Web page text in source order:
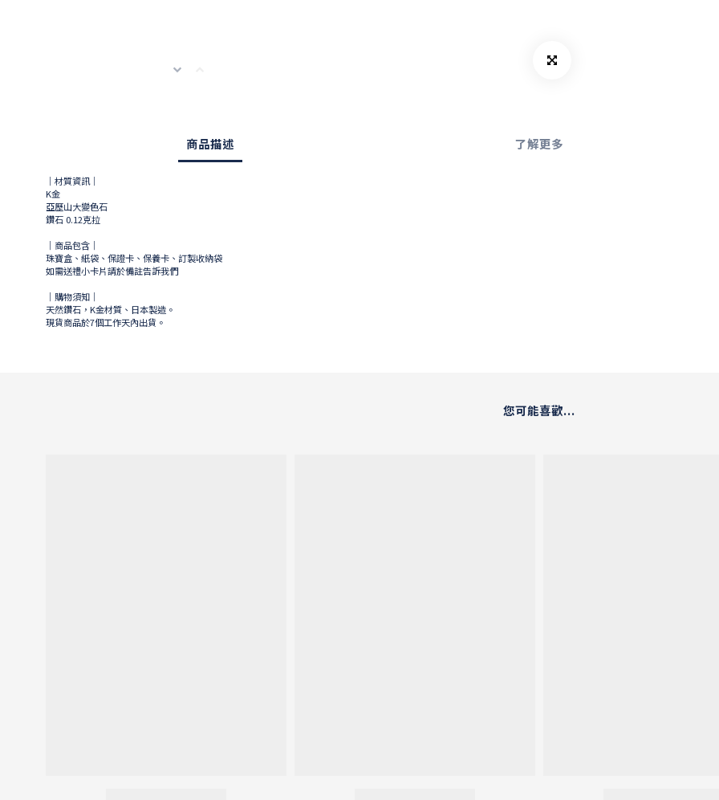
商品描述 了解更多
｜材質資訊｜
K金
亞歷山大變色石
鑽石 0.12克拉
｜商品包含｜
珠寶盒、紙袋、保證卡、保養卡、訂製收納袋
如需送禮小卡片請於備註告訴我們
｜購物須知｜
天然鑽石，K金材質、日本製造。
現貨商品於7個工作天內出貨。
您可能喜歡...